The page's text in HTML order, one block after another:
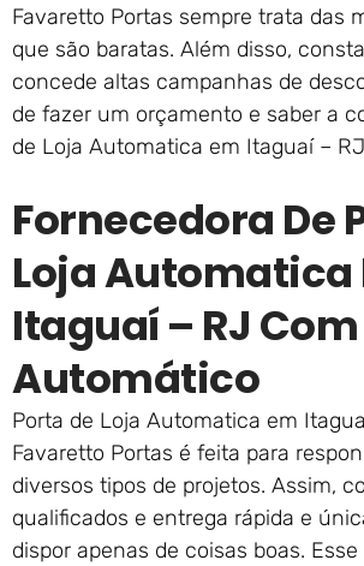
Favaretto Portas sempre trata das
que são baratas. Além disso,
concede altas campanhas de
de fazer um orçamento e saber a
de Loja Automatica em Itaguaí –
Fornecedora De
Loja Automatica
Itaguaí – RJ
Automático
Porta de Loja Automatica em
Favaretto Portas é feita para
diversos tipos de projetos. Assim,
qualificados e entrega rápida e
dispor apenas de coisas boas.